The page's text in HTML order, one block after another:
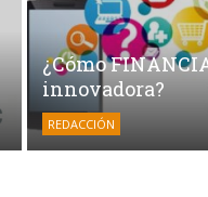
¿Cómo
innovadora?
REDACCIÓN